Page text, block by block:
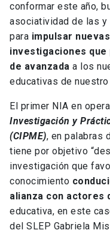
conformar este año,
asociatividad de las
para impulsar
investigaciones
de avanzada a los
educativas de nuestro
El primer NIA en
Investigación y
(CIPME), en palabras
tiene por objetivo
investigación que
conocimiento
alianza con actores
educativa, en este
del SLEP Gabriela